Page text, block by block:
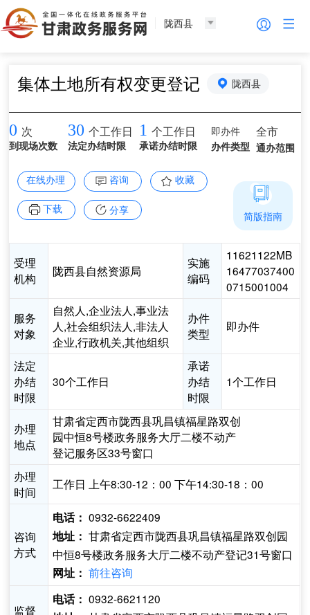
陇西县
集体土地所有权变更登记 陇西县
0 次
到现场次数
30 个工作日
法定办结时限
1 个工作日
承诺办结时限
即办件
办件类型
全市
通办范围
在线办理 咨询 收藏
下载 分享
受理
机构
陇西县自然资源局
实施
编码
11621122MB
16477037400
0715001004
服务
对象
自然人,企业法人,事业法
人,社会组织法人,非法人
企业,行政机关,其他组织
办件
类型
即办件
法定
办结
时限
30个工作日
承诺
办结
时限
1个工作日
办理
地点
甘肃省定西市陇西县巩昌镇福星路双创
园中恒8号楼政务服务大厅二楼不动产
登记服务区33号窗口
办理
时间
工作日 上午8:30-12：00 下午14:30-18：00
咨询
方式
电话： 0932-6622409
地址： 甘肃省定西市陇西县巩昌镇福星路双创园
中恒8号楼政务服务大厅二楼不动产登记31号窗口
网址： 前往咨询
监督
电话： 0932-6621120
简版指南